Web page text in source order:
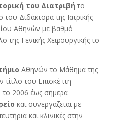
του Διατριβή το
του Διδάκτορα της Ιατρικής
Αθηνών με βαθμό
της Γενικής Χειρουργικής το
Αθηνών το Μάθημα της
τίτλο του Επισκέπτη
2006 έως σήμερα
και συνεργάζεται με
και κλινικές στην